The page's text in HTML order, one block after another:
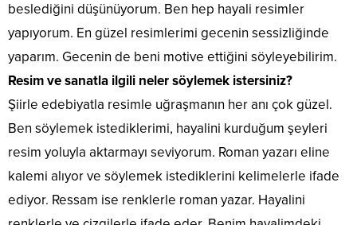
beslediğini düşünüyorum. Ben hep hayali resimler
yapıyorum. En güzel resimlerimi gecenin sessizliğinde
yaparım. Gecenin de beni motive ettiğini söyleyebilirim.
Resim ve sanatla ilgili neler söylemek istersiniz?
Şiirle edebiyatla resimle uğraşmanın her anı çok güzel.
Ben söylemek istediklerimi, hayalini kurduğum şeyleri
resim yoluyla aktarmayı seviyorum. Roman yazarı eline
kalemi alıyor ve söylemek istediklerini kelimelerle ifade
ediyor. Ressam ise renklerle roman yazar. Hayalini